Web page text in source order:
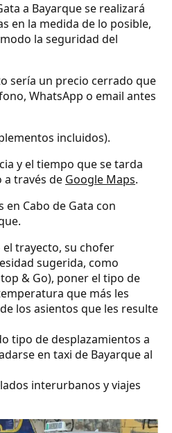
a Bayarque se realizará
en la medida de lo posible,
la seguridad del
sería un precio cerrado que
WhatsApp o email antes
incluidos).
y el tiempo que se tarda
a través de Google Maps.
en Cabo de Gata con
el trayecto, su chofer
sugerida, como
& Go), poner el tipo de
que más les
los asientos que les resulte
tipo de desplazamientos a
en taxi de Bayarque al
interurbanos y viajes